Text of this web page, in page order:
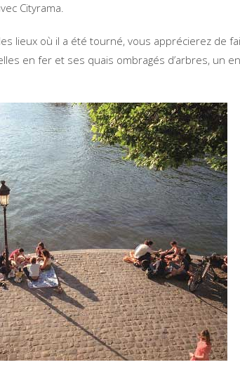
Cityrama.
lieux où il a été tourné, vous apprécierez de
en fer et ses quais ombragés d’arbres, un